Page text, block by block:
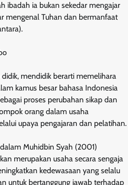
ibadah ia bukan sekedar mengajar
mengenal Tuhan dan bermanfaat
mendidik berarti memelihara
kamus besar bahasa Indonesia
proses perubahan sikap dan
orang dalam usaha
upaya pengajaran dan pelatihan.
Muhidbin Syah (2001)
merupakan usaha secara sengaja
kedewasaan yang selalu
untuk bertanggung jawab terhadap